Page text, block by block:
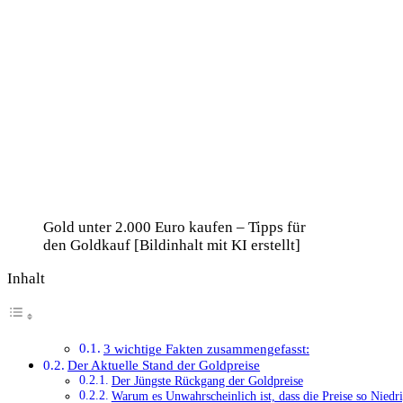
Gold unter 2.000 Euro kaufen – Tipps für
den Goldkauf [Bildinhalt mit KI erstellt]
Inhalt
3 wichtige Fakten zusammengefasst:
Der Aktuelle Stand der Goldpreise
Der Jüngste Rückgang der Goldpreise
Warum es Unwahrscheinlich ist, dass die Preise so